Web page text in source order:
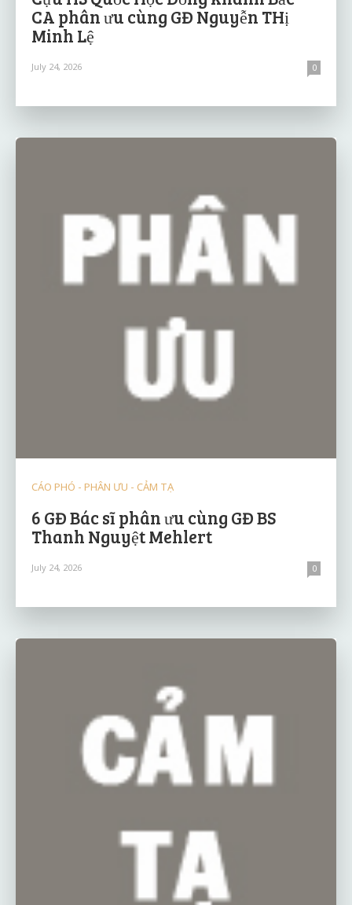
CA phân ưu cùng GĐ Nguyễn THị
Minh Lệ
July 24, 2026 0
CÁO PHÓ - PHÂN ƯU - CẢM TẠ
6 GĐ Bác sĩ phân ưu cùng GĐ BS
Thanh Nguyệt Mehlert
July 24, 2026 0